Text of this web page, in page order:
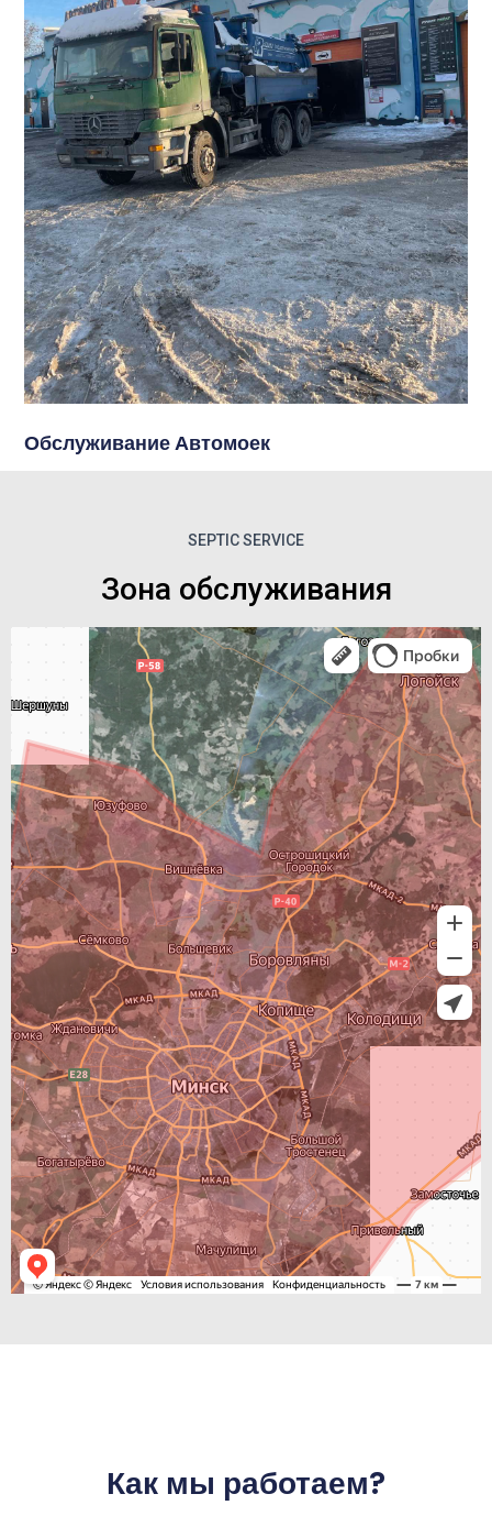
Обслуживание Автомоек
SEPTIC SERVICE
Зона обслуживания
Как мы работаем?